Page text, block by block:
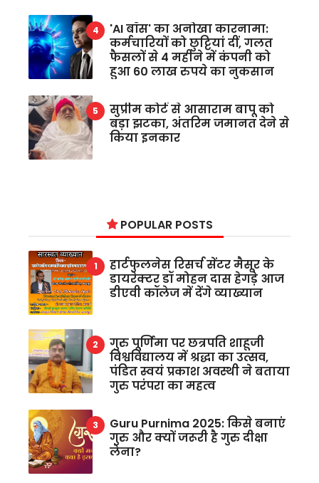
'AI बॉस' का अनोखा कारनामा:
कर्मचारियों को छुट्टियां दीं, गलत
फैसलों से 4 महीने में कंपनी को
हुआ 60 लाख रुपये का नुकसान
सुप्रीम कोर्ट से आसाराम बापू को
बड़ा झटका, अंतरिम जमानत देने से
किया इनकार
POPULAR POSTS
हार्टफुलनेस रिसर्च सेंटर मैसूर के
डायरेक्टर डॉ मोहन दास हेगड़े आज
डीएवी कॉलेज में देंगे व्याख्यान
गुरु पूर्णिमा पर छत्रपति शाहूजी
विश्वविद्यालय में श्रद्धा का उत्सव,
पंडित स्वयं प्रकाश अवस्थी ने बताया
गुरु परंपरा का महत्व
Guru Purnima 2025: किसे बनाएं
गुरु और क्यों जरूरी है गुरु दीक्षा
लेना?